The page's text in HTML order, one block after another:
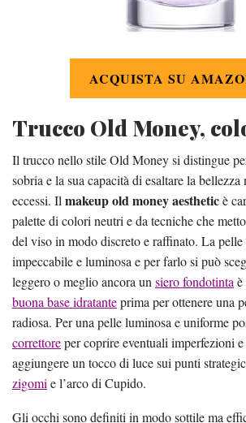
ACQUISTA SU
Trucco Old Money,
Il trucco nello stile Old Money si distingue
sobria e la sua capacità di esaltare la bellezza
eccessi. Il makeup old money aestheticè
palette di colori neutri e da tecniche che
del viso in modo discreto e raffinato. La pelle
impeccabile e luminosa e per farlo si può
leggero o meglio ancora un siero fondotinta
buona base idratanteprima per ottenere una
radiosa. Per una pelle luminosa e uniforme
correttoreper coprire eventuali imperfezioni
aggiungere un tocco di luce sui punti
zigomi e l’arco di Cupido.
Gli occhi sono definiti in modo sottile ma